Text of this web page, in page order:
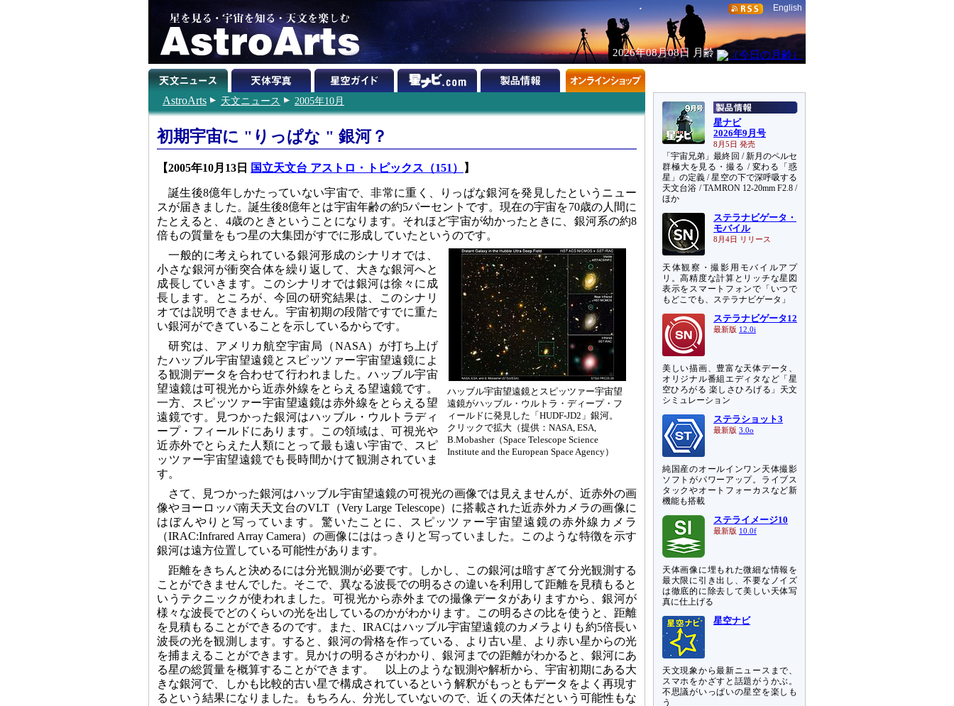
English
2026年08月08日 月齢
AstroArts 天文ニュース 2005年10月
初期宇宙に "りっぱな " 銀河？
【2005年10月13日 国立天文台 アストロ・トピックス（151） 】
誕生後8億年しかたっていない宇宙で、非常に重く、りっぱな銀河を発見したというニュー
スが届きました。誕生後8億年とは宇宙年齢の約5パーセントです。現在の宇宙を70歳の人間に
たとえると、4歳のときということになります。それほど宇宙が幼かったときに、銀河系の約8
倍もの質量をもつ星の大集団がすでに形成していたというのです。
ハッブル宇宙望遠鏡とスピッツァー宇宙望
遠鏡がハッブル・ウルトラ・ディープ・フ
ィールドに発見した「HUDF-JD2」銀河。
クリックで拡大（提供：NASA, ESA,
B.Mobasher（Space Telescope Science
Institute and the European Space Agency）
一般的に考えられている銀河形成のシナリオでは、
小さな銀河が衝突合体を繰り返して、大きな銀河へと
成長していきます。このシナリオでは銀河は徐々に成
長します。ところが、今回の研究結果は、このシナリ
オでは説明できません。宇宙初期の段階ですでに重た
い銀河ができていることを示しているからです。
研究は、アメリカ航空宇宙局（NASA）が打ち上げ
たハッブル宇宙望遠鏡とスピッツァー宇宙望遠鏡によ
る観測データを合わせて行われました。ハッブル宇宙
望遠鏡は可視光から近赤外線をとらえる望遠鏡です。
一方、スピッツァー宇宙望遠鏡は赤外線をとらえる望
遠鏡です。見つかった銀河はハッブル・ウルトラディ
ープ・フィールドにあります。この領域は、可視光や
近赤外でとらえた人類にとって最も遠い宇宙で、スピ
ッツァー宇宙望遠鏡でも長時間かけて観測されていま
す。
さて、見つかった銀河はハッブル宇宙望遠鏡の可視光の画像では見えませんが、近赤外の画
像やヨーロッパ南天天文台のVLT（Very Large Telescope）に搭載された近赤外カメラの画像に
はぼんやりと写っています。驚いたことに、スピッツァー宇宙望遠鏡の赤外線カメラ
（IRAC:Infrared Array Camera）の画像にははっきりと写っていました。このような特徴を示す
銀河は遠方位置している可能性があります。
距離をきちんと決めるには分光観測が必要です。しかし、この銀河は暗すぎて分光観測する
ことができませんでした。そこで、異なる波長での明るさの違いを利用して距離を見積もると
いうテクニックが使われました。可視光から赤外までの撮像データがありますから、銀河が
様々な波長でどのくらいの光を出しているのかがわかります。この明るさの比を使うと、距離
を見積もることができるのです。また、IRACはハッブル宇宙望遠鏡のカメラよりも約5倍長い
波長の光を観測します。すると、銀河の骨格を作っている、より古い星、より赤い星からの光
を捕まえることができます。見かけの明るさがわかり、銀河までの距離がわかると、銀河にあ
る星の総質量を概算することができます。 以上のような観測や解析から、宇宙初期にある大
きな銀河で、しかも比較的古い星で構成されているという解釈がもっともデータをよく再現す
るという結果になりました。もちろん、分光していないので、近くの天体だという可能性もな
星ナビ
2026年9月号
8月5日 発売
「宇宙兄弟」最終回 / 新月のペルセ
群極大を見る・撮る / 変わる「惑
星」の定義 / 星空の下で深呼吸する
天文台浴 / TAMRON 12-20mm F2.8 /
ほか
ステラナビゲータ・
モバイル
8月4日 リリース
天体観察・撮影用モバイルアプ
リ。高精度な計算とリッチな星図
表示をスマートフォンで「いつで
もどこでも、ステラナビゲータ」
ステラナビゲータ12
最新版 12.0i
美しい描画、豊富な天体データ、
オリジナル番組エディタなど「星
空ひろがる 楽しさひろげる」天文
シミュレーション
ステラショット3
最新版 3.0o
純国産のオールインワン天体撮影
ソフトがパワーアップ。ライブス
タックやオートフォーカスなど新
機能も搭載
ステライメージ10
最新版 10.0f
天体画像に埋もれた微細な情報を
最大限に引き出し、不要なノイズ
は徹底的に除去して美しい天体写
真に仕上げる
星空ナビ
天文現象から最新ニュースまで、
スマホをかざすと話題がうかぶ。
不思議がいっぱいの星空を楽しも
う